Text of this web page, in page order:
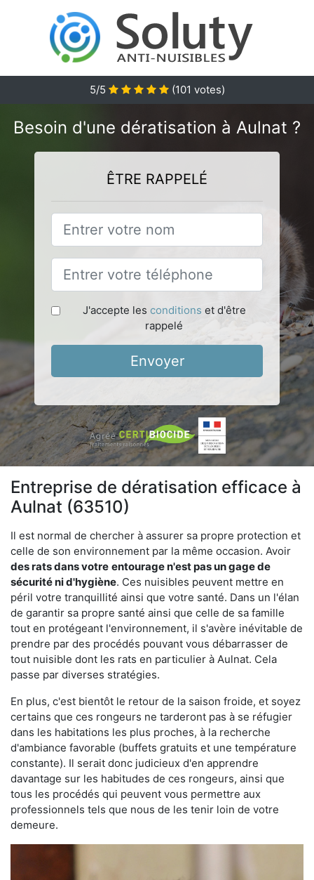
5/5 (101 votes)
Besoin d'une dératisation à Aulnat ?
ÊTRE RAPPELÉ
J'accepte les conditions et d'être
rappelé
Envoyer
Entreprise de dératisation efficace à
Aulnat (63510)
Il est normal de chercher à assurer sa propre protection et
celle de son environnement par la même occasion. Avoir
des rats dans votre entourage n'est pas un gage de
sécurité ni d'hygiène. Ces nuisibles peuvent mettre en
péril votre tranquillité ainsi que votre santé. Dans un l'élan
de garantir sa propre santé ainsi que celle de sa famille
tout en protégeant l'environnement, il s'avère inévitable de
prendre par des procédés pouvant vous débarrasser de
tout nuisible dont les rats en particulier à Aulnat. Cela
passe par diverses stratégies.
En plus, c'est bientôt le retour de la saison froide, et soyez
certains que ces rongeurs ne tarderont pas à se réfugier
dans les habitations les plus proches, à la recherche
d'ambiance favorable (buffets gratuits et une température
constante). Il serait donc judicieux d'en apprendre
davantage sur les habitudes de ces rongeurs, ainsi que
tous les procédés qui peuvent vous permettre aux
professionnels tels que nous de les tenir loin de votre
demeure.